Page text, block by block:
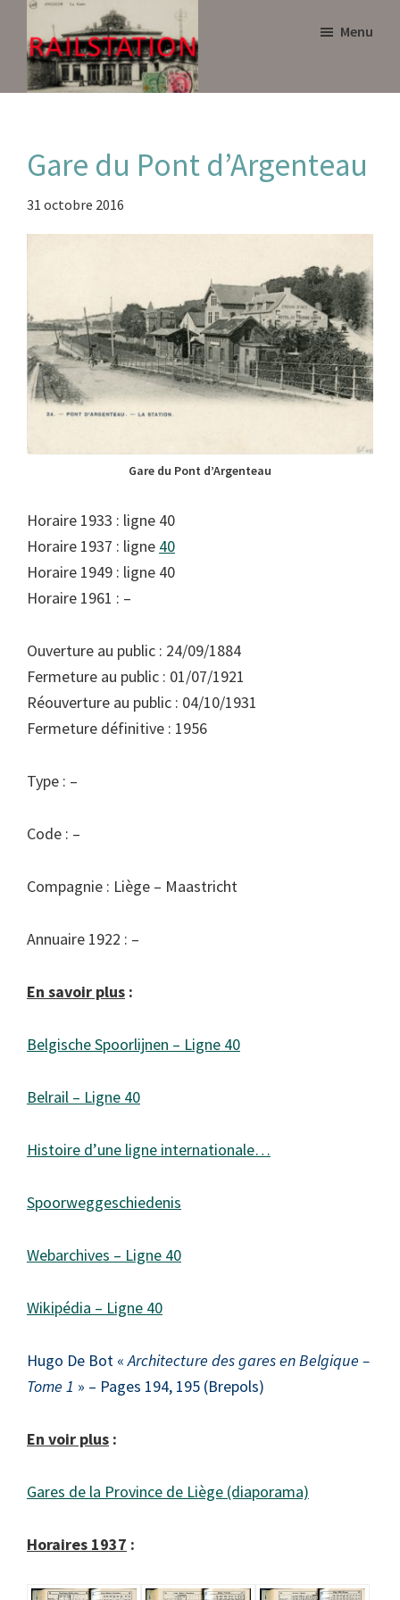
main
content
primary
sidebar
Menu
Gare du Pont d’Argenteau
31 octobre 2016
Gare du Pont d’Argenteau
Horaire 1933 : ligne 40
Horaire 1937 : ligne 40
Horaire 1949 : ligne 40
Horaire 1961 : –
Ouverture au public : 24/09/1884
Fermeture au public : 01/07/1921
Réouverture au public : 04/10/1931
Fermeture définitive : 1956
Type : –
Code : –
Compagnie : Liège – Maastricht
Annuaire 1922 : –
En savoir plus :
Belgische Spoorlijnen – Ligne 40
Belrail – Ligne 40
Histoire d’une ligne internationale…
Spoorweggeschiedenis
Webarchives – Ligne 40
Wikipédia – Ligne 40
Hugo De Bot «Architecture des gares en Belgique –
Tome 1 » – Pages 194, 195 (Brepols)
En voir plus :
Gares de la Province de Liège (diaporama)
Horaires 1937 :